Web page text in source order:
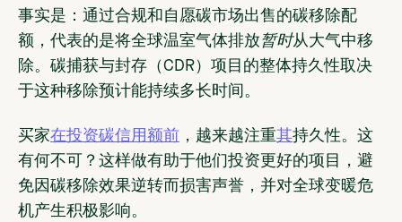
事实是：通过合规和自愿碳市场出售的碳移除配
额，代表的是将全球温室气体排放暂时从大气中移
除。碳捕获与封存（CDR）项目的整体持久性取决
于这种移除预计能持续多长时间。
买家在投资碳信用额前 ，越来越注重其持久性。这
有何不可？这样做有助于他们投资更好的项目，避
免因碳移除效果逆转而损害声誉，并对全球变暖危
机产生积极影响。